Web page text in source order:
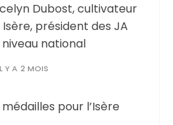
Dubost, cultivateur
Isère, président des JA
niveau national
Y A 2 MOIS
pour l’Isère